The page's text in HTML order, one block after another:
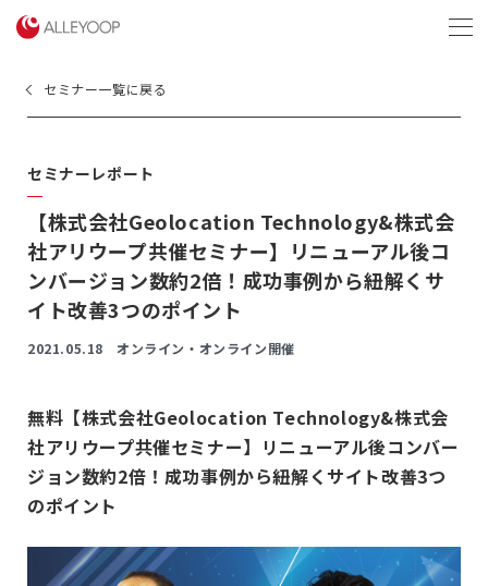
セミナー一覧に戻る
セミナーレポート
【株式会社Geolocation Technology&株式会
社アリウープ共催セミナー】リニューアル後コ
ンバージョン数約2倍！成功事例から紐解くサ
イト改善3つのポイント
2021.05.18 オンライン・オンライン開催
無料【株式会社Geolocation Technology&株式会
社アリウープ共催セミナー】リニューアル後コンバー
ジョン数約2倍！成功事例から紐解くサイト改善3つ
のポイント